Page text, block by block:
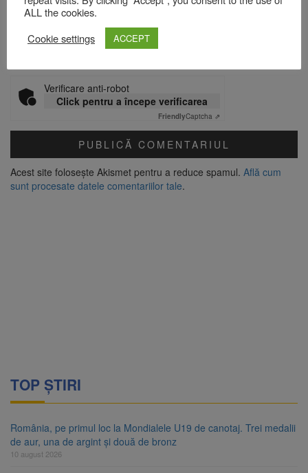
Verificare anti-robot
Click pentru a începe verificarea
FriendlyCaptcha ⇗
Acest site folosește Akismet pentru a reduce spamul. Află cum
sunt procesate datele comentariilor tale.
TOP ȘTIRI
România, pe primul loc la Mondialele U19 de canotaj. Trei medalii
de aur, una de argint și două de bronz
10 august 2026
ALL the cookies.
Cookie settings
ACCEPT